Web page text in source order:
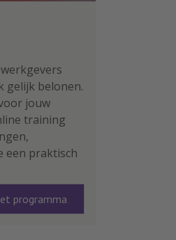
gelijk belonen.
jouw
training
een praktisch
programma